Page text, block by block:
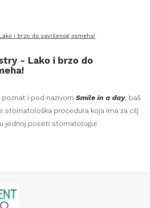
- Lako i brzo do
, poznat i pod nazivom Smile in a day, baš
stomatološka procedura koja ima za cilj
jednoj poseti stomatologu!